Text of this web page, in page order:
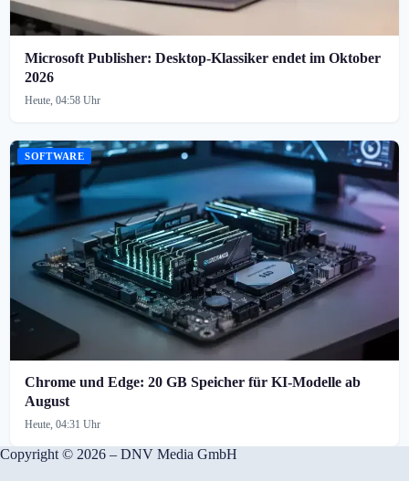
Microsoft Publisher: Desktop-Klassiker endet im Oktober
2026
Heute, 04:58 Uhr
SOFTWARE
Chrome und Edge: 20 GB Speicher für KI-Modelle ab
August
Heute, 04:31 Uhr
Copyright © 2026 – DNV Media GmbH